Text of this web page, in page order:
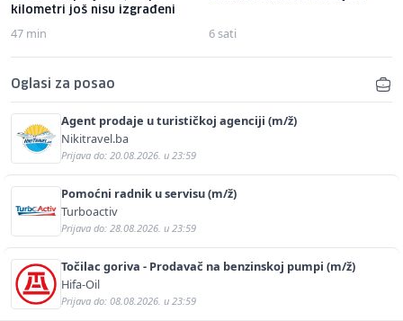
kilometri još nisu izgrađeni
47 min 6 sati
Oglasi za posao
Agent prodaje u turističkoj agenciji (m/ž)
Nikitravel.ba
Prijava do: 20.08.2026. u 23:59
Pomoćni radnik u servisu (m/ž)
Turboactiv
Prijava do: 28.08.2026. u 23:59
Točilac goriva - Prodavač na benzinskoj pumpi (m/ž)
Hifa-Oil
Prijava do: 08.08.2026. u 23:59